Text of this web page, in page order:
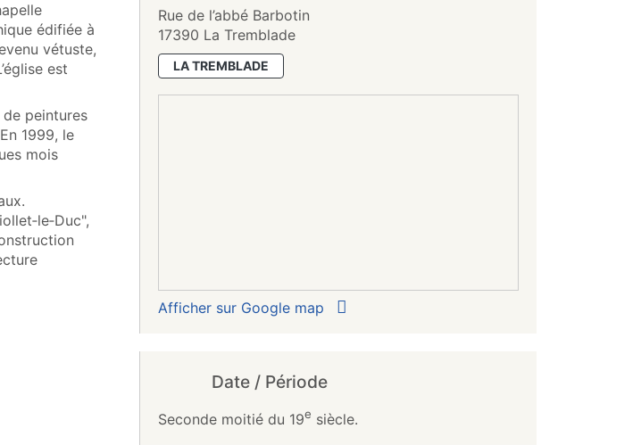
édifiée à
vétuste,
est
de peintures
1999, le
mois
Rue de l’abbé Barbotin
17390 La Tremblade
LA TREMBLADE
Afficher sur Google map
Date / Période
Seconde moitié du 19e siècle.